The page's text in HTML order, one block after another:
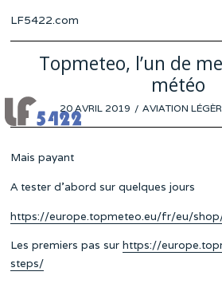
LF5422.com
Topmeteo, l’un de
météo
POSTED
ON
20 AVRIL 2019 AVIATION
Mais payant
A tester d’abord sur quelques jours
https://europe.topmeteo.eu/fr/eu/
Les premiers pas surhttps://
steps/